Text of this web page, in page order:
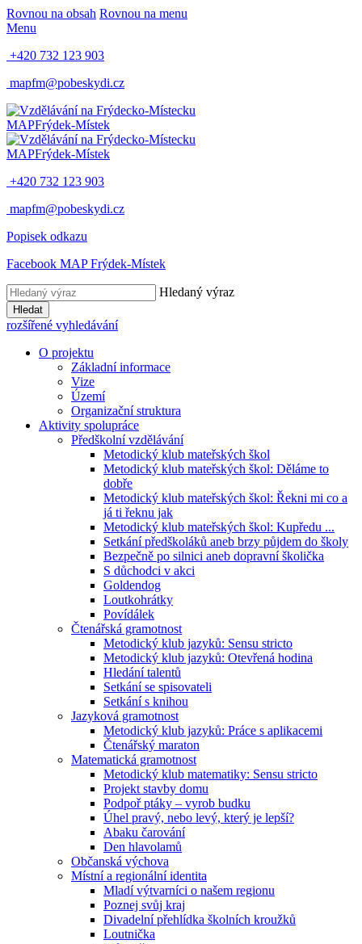
Rovnou na obsah Rovnou na menu
Menu
+420 732 123 903
mapfm@pobeskydi.cz
MAPFrýdek-Místek
MAPFrýdek-Místek
+420 732 123 903
mapfm@pobeskydi.cz
Popisek odkazu
Facebook MAP Frýdek-Místek
Hledaný výraz
Hledat
rozšířené vyhledávání
O projektu
Základní informace
Vize
Území
Organizační struktura
Aktivity spolupráce
Předškolní vzdělávání
Metodický klub mateřských škol
Metodický klub mateřských škol: Děláme to
dobře
Metodický klub mateřských škol: Řekni mi co a
já ti řeknu jak
Metodický klub mateřských škol: Kupředu ...
Setkání předškoláků aneb brzy půjdem do školy
Bezpečně po silnici aneb dopravní školička
S důchodci v akci
Goldendog
Loutkohrátky
Povídálek
Čtenářská gramotnost
Metodický klub jazyků: Sensu stricto
Metodický klub jazyků: Otevřená hodina
Hledání talentů
Setkání se spisovateli
Setkání s knihou
Jazyková gramotnost
Metodický klub jazyků: Práce s aplikacemi
Čtenářský maraton
Matematická gramotnost
Metodický klub matematiky: Sensu stricto
Projekt stavby domu
Podpoř ptáky – vyrob budku
Úhel pravý, nebo levý, který je lepší?
Abaku čarování
Den hlavolamů
Občanská výchova
Místní a regionální identita
Mladí výtvarníci o našem regionu
Poznej svůj kraj
Divadelní přehlídka školních kroužků
Loutnička